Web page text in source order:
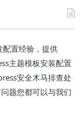
置经验，提供
主题模板安装配置
安全木马排查处
题您都可以与我们